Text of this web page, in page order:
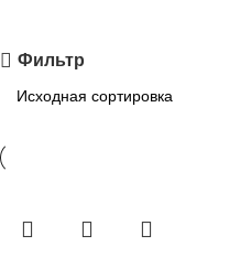
Фильтр